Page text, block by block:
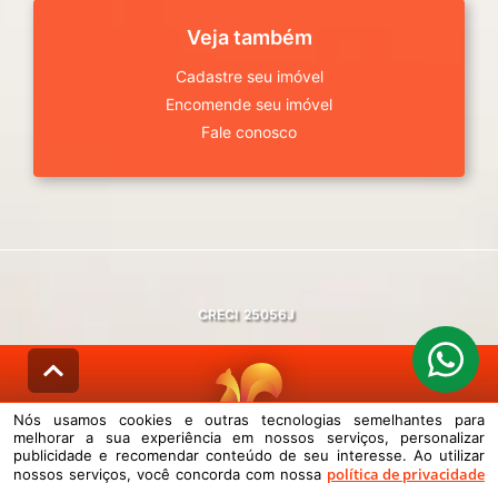
Veja também
Cadastre seu imóvel
Encomende seu imóvel
Fale conosco
CRECI 25056J
© DESENVOLVIDO PELAAGIL.NET
Nós usamos cookies e outras tecnologias semelhantes para melhorar a
Nós usamos cookies e outras tecnologias semelhantes para
melhorar a sua experiência em nossos serviços, personalizar
publicidade e recomendar conteúdo de seu interesse. Ao utilizar
nossos serviços, você concorda com nossa política de privacidade